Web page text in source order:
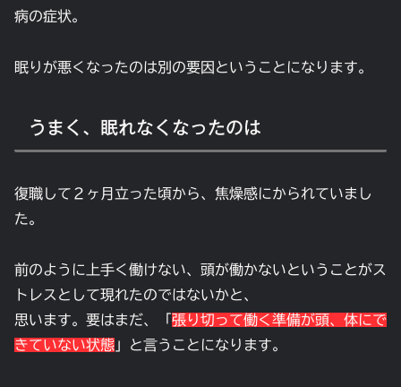
病の症状。
眠りが悪くなったのは別の要因ということになります。
うまく、眠れなくなったのは
復職して２ヶ月立った頃から、焦燥感にかられていまし
た。
前のように上手く働けない、頭が働かないということがス
トレスとして現れたのではないかと、
思います。要はまだ、「 張り切って働く準備が頭、体にで
きていない状態 」と言うことになります。